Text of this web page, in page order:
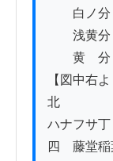
白ノ分
浅黄分
黄　分
【図中右よ
北
ハナフサ
四　藤堂